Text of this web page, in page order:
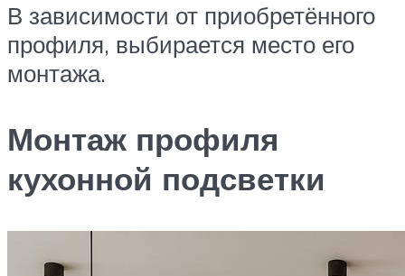
В зависимости от приобретённого
профиля, выбирается место его
монтажа.
Монтаж профиля
кухонной подсветки